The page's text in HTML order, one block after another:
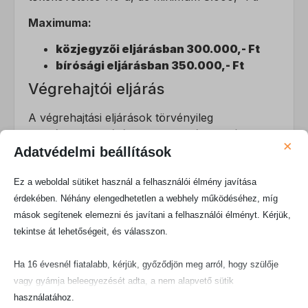
Maximuma:
közjegyzői eljárásban 300.000,- Ft
bírósági eljárásban 350.000,- Ft
Végrehajtói eljárás
A végrehajtási eljárások törvényileg
szabályozott eljárás, amelyben állami kényszer
útján kerül sor a vonatkozó követelés
Az eljárás a végrehajtási lapban meghatározott
követelés összeg erejéig folyik. A végrehajtó
ezen nem terjeszkedhet túl!
folytathatja a végrehajtással kapcsolatosan (a
felsorolás nem sorrendben történik):
Adatvédelmi beállítások ×
Ez a weboldal sütiket használ a felhasználói élmény javítása
érdekében. Néhány elengedhetetlen a webhely működéséhez, míg
mások segítenek elemezni és javítani a felhasználói élményt. Kérjük,
tekintse át lehetőségeit, és válasszon.
Ha 16 évesnél fiatalabb, kérjük, győződjön meg arról, hogy szülője
vagy gyámja beleegyezését adta, a nem alapvető sütik
használatához.